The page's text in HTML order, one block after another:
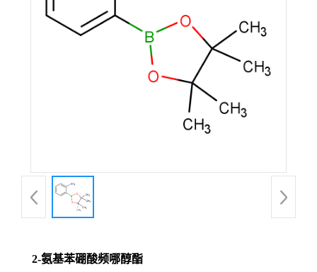
2-氨基苯硼酸频哪醇酯